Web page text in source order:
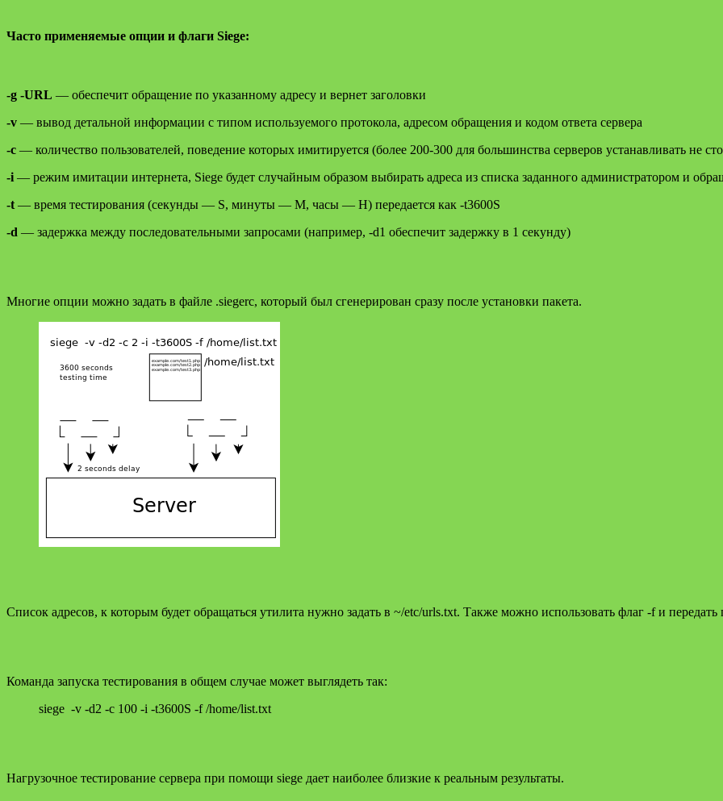
Часто применяемые опции и флаги Siege:
-g -URL — обеспечит обращение по указанному адресу и вернет заголовки
-v — вывод детальной информации с типом используемого протокола, адресом обращения и кодом ответа сервера
-c — количество пользователей, поведение которых имитируется (более 200-300 для большинства серверов устанавливать не
-i — режим имитации интернета, Siege будет случайным образом выбирать адреса из списка заданного администратором и
-t — время тестирования (секунды — S, минуты — M, часы — H) передается как -t3600S
-d — задержка между последовательными запросами (например, -d1 обеспечит задержку в 1 секунду)
Многие опции можно задать в файле .siegerc, который был сгенерирован сразу после установки пакета.
Список адресов, к которым будет обращаться утилита нужно задать в ~/etc/urls.txt. Также можно использовать флаг -f и
Команда запуска тестирования в общем случае может выглядеть так:
siege -v -d2 -c 100 -i -t3600S -f /home/list.txt
Нагрузочное тестирование сервера при помощи siege дает наиболее близкие к реальным результаты.